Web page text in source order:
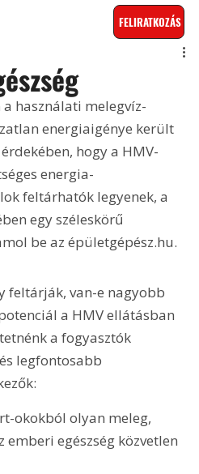
FELIRATKOZÁS
használati melegvíz-
energiaigénye került
hogy a HMV-
energia-
feltárhatók legyenek, a
egy széleskörű
be az épületgépész.hu.
feltárják, van-e nagyobb
a HMV ellátásban
a fogyasztók
legfontosabb
okokból olyan meleg,
egészség közvetlen